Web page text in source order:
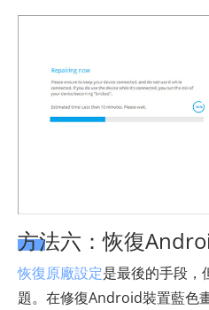
方法六：恢復
恢復原廠設定是最後的手段，
題。在修復Android裝置藍色